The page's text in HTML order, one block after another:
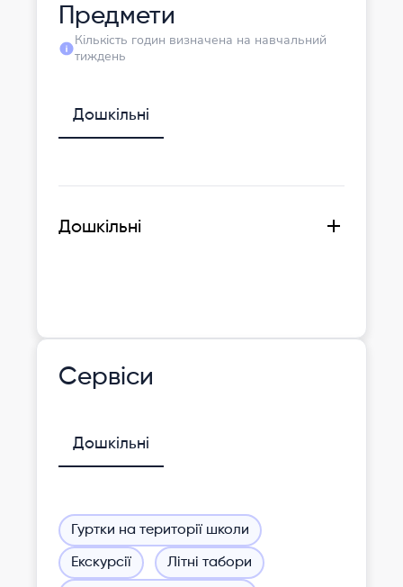
Предмети
Кількість годин визначена на навчальний
тиждень
Дошкільні
Дошкільні
Сервіси
Дошкільні
Гуртки на території школи
Екскурсії Літні табори